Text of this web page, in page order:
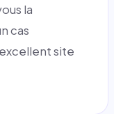
la
cas
site